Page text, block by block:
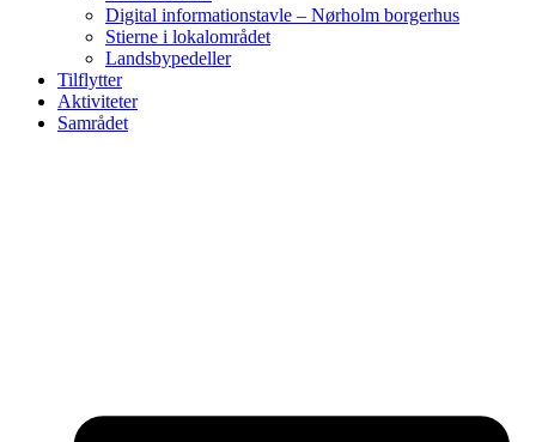
Digital informationstavle – Nørholm borgerhus
Stierne i lokalområdet
Landsbypedeller
Tilflytter
Aktiviteter
Samrådet